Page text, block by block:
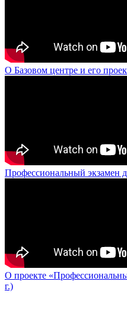
О Базовом центре и его
Профессиональный экзамен
О проекте
г.)